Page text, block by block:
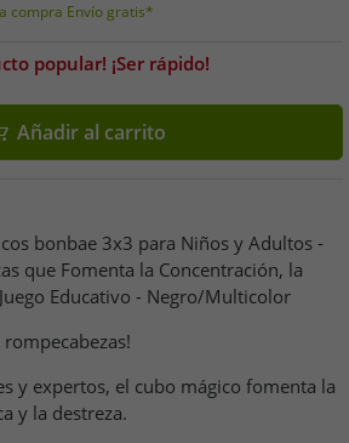
compra Envío gratis*
popular! ¡Ser rápido!
Añadir al carrito
bonbae 3x3 para Niños y Adultos -
que Fomenta la Concentración, la
Educativo - Negro/Multicolor
rompecabezas!
y expertos, el cubo mágico fomenta la
y la destreza.